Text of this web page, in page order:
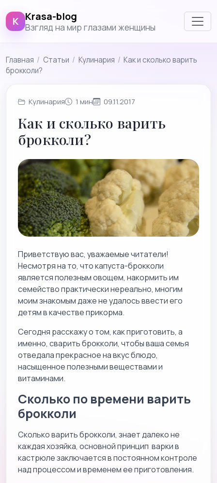
K Krasa-blog
Взгляд на мир глазами женщины
Главная / Cтатьи / Кулинария / Как и сколько варить
брокколи?
Кулинария 1 мин 09.11.2017
Как и сколько варить
брокколи?
Приветствую вас, уважаемые читатели!
Несмотря на то, что капуста-брокколи
является полезным овощем, накормить им
семейство практически нереально, многим
моим знакомым даже не удалось ввести его
детям в качестве прикорма.
Сегодня расскажу о том, как приготовить, а
именно, сварить брокколи, чтобы ваша семья
отведала прекрасное на вкус блюдо,
насыщенное полезными веществами и
витаминами.
Сколько по времени варить
брокколи
Сколько варить брокколи, знает далеко не
каждая хозяйка, основной принцип варки в
кастрюле заключается в постоянном контроле
над процессом и временем ее приготовления.